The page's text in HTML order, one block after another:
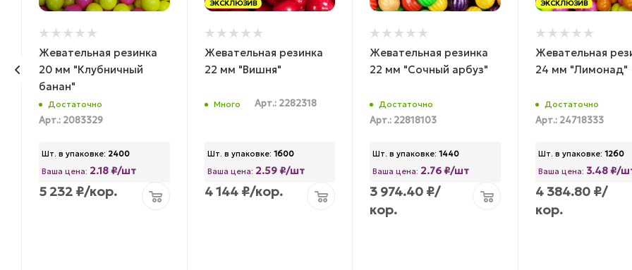
Жевательная резинка
20 мм "Клубничный
банан"
Достаточно
Арт.: 2083329
Шт. в упаковке: 2400
Ваша цена: 2.18 ₽/шт
5 232₽/кор.
ЭКСКЛЮЗИВ
Жевательная резинка
22 мм "Вишня"
Много Арт.: 2282318
Шт. в упаковке: 1600
Ваша цена: 2.59 ₽/шт
4 144₽/кор.
Жевательная резинка
22 мм "Сочный арбуз"
Достаточно
Арт.: 22818103
Шт. в упаковке: 1440
Ваша цена: 2.76 ₽/шт
3 974.40 ₽/
кор.
ЭКСКЛЮЗИВ
Жевательная
24 мм "Лимонад"
Достаточно
Арт.: 24718333
Шт. в упаковке: 1260
Ваша цена: 3.48 ₽/
4 384.80 ₽/
кор.